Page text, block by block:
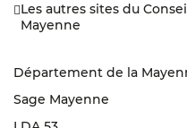
Les autres sites du
Mayenne
Département de la
Sage Mayenne